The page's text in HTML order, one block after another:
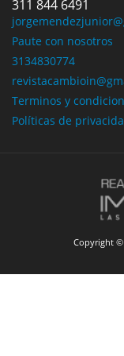
311 844 6491
Paute con nosotros
3134830774
Terminos y
Políticas de
Copyright ©